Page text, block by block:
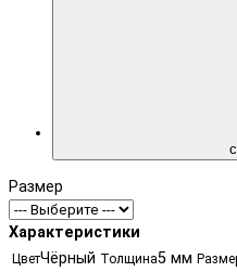
Размер
Характеристики
ЦветЧёрный Толщина5 мм